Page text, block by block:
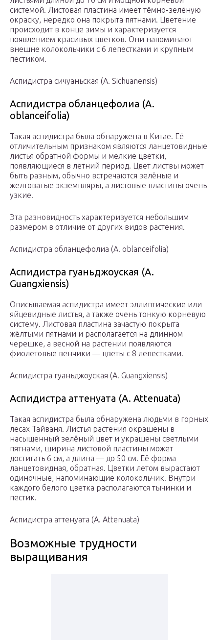
системой. Листовая пластина имеет тёмно-зелёную
окраску, нередко она покрыта пятнами. Цветение
происходит в конце зимы и характеризуется
появлением красивых цветков. Они напоминают
внешне колокольчики с 6 лепестками и крупным
пестиком.
Аспидистра сичуаньская (A. Sichuanensis)
Аспидистра обланцефолиа (A.
oblanceifolia)
Такая аспидистра была обнаружена в Китае. Её
отличительным признаком являются ланцетовидные
листья обратной формы и мелкие цветки,
появляющиеся в летний период. Цвет листвы может
быть разным, обычно встречаются зелёные и
желтоватые экземпляры, а листовые пластины очень
узкие.
Эта разновидность характеризуется небольшим
размером в отличие от других видов растения.
Аспидистра обланцефолиа (A. oblanceifolia)
Аспидистра гуаньджоуская (A.
Guangxiensis)
Описываемая аспидистра имеет эллиптические или
яйцевидные листья, а также очень тонкую корневую
систему. Листовая пластина зачастую покрыта
жёлтыми пятнами и располагается на длинном
черешке, а весной на растении появляются
фиолетовые венчики — цветы с 8 лепестками.
Аспидистра гуаньджоуская (A. Guangxiensis)
Аспидистра аттенуата (A. Attenuata)
Такая аспидистра была обнаружена людьми в горных
лесах Тайваня. Листья растения окрашены в
насыщенный зелёный цвет и украшены светлыми
пятнами, ширина листовой пластины может
достигать 6 см, а длина — до 50 см. Её форма
ланцетовидная, обратная. Цветки летом вырастают
одиночные, напоминающие колокольчик. Внутри
каждого белого цветка располагаются тычинки и
пестик.
Аспидистра аттенуата (A. Attenuata)
Возможные трудности
выращивания